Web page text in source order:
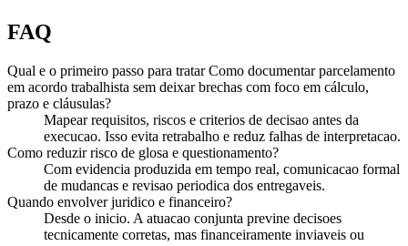
FAQ
Qual e o primeiro passo para tratar Como documentar parcelamento
em acordo trabalhista sem deixar brechas com foco em cálculo,
prazo e cláusulas?
Mapear requisitos, riscos e criterios de decisao antes da
execucao. Isso evita retrabalho e reduz falhas de interpretacao.
Como reduzir risco de glosa e questionamento?
Com evidencia produzida em tempo real, comunicacao formal
de mudancas e revisao periodica dos entregaveis.
Quando envolver juridico e financeiro?
Desde o inicio. A atuacao conjunta previne decisoes
tecnicamente corretas, mas financeiramente inviaveis ou